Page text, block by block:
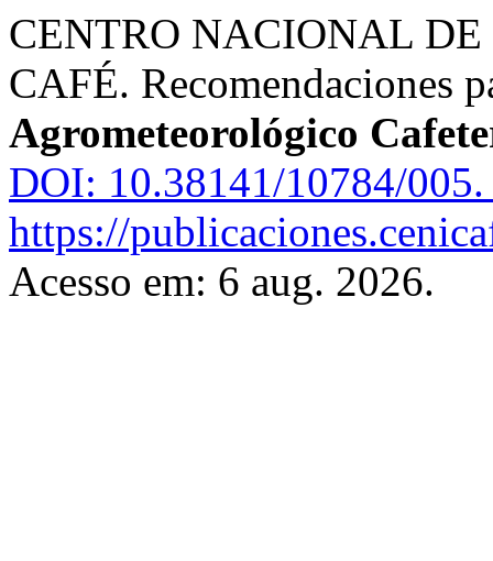
CENTRO NACIONAL
CAFÉ. Recomendaciones
Agrometeorológico
DOI: 10.38141/10784/005.
https://
Acesso em: 6 aug. 2026.